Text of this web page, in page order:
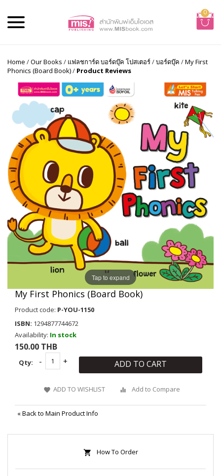
0
Home /Our Books / แฟลชการ์ด บอร์ดบุ๊ค โปสเตอร์/บอร์ดบุ๊ค /My First
Phonics (Board Book)/ Product Reviews
Tap to expand
My First Phonics (Board Book)
Product code: P-YOU-1150
ISBN: 1294877744672
Availability: In stock
150.00 THB
Qty: ADD TO CART
ADD TO WISHLIST Add to Compare
«Back to Main Product Info
How To Order